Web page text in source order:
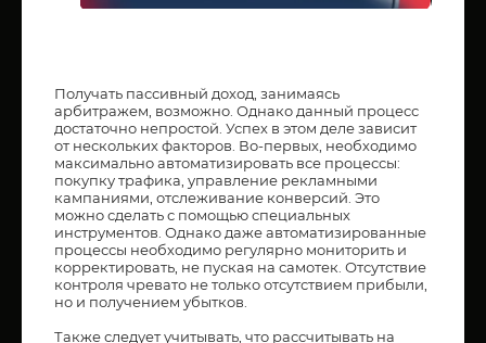
Получать пассивный доход, занимаясь
арбитражем, возможно. Однако данный процесс
достаточно непростой. Успех в этом деле зависит
от нескольких факторов. Во-первых, необходимо
максимально автоматизировать все процессы:
покупку трафика, управление рекламными
кампаниями, отслеживание конверсий. Это
можно сделать с помощью специальных
инструментов. Однако даже автоматизированные
процессы необходимо регулярно мониторить и
корректировать, не пуская на самотек. Отсутствие
контроля чревато не только отсутствием прибыли,
но и получением убытков.
Также следует учитывать, что рассчитывать на